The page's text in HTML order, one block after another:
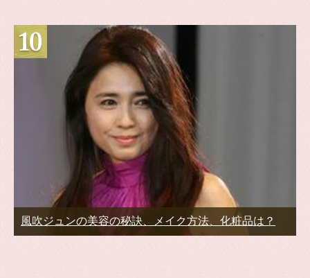
風吹ジュンの美容の秘訣、メイク方法、化粧品は？